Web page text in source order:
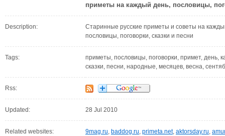
приметы на каждый день, пословицы,
Description:
Старинные русские приметы и советы на
пословицы, поговорки, сказки и песни
Tags:
приметы, пословицы, поговорки, примет, день,
сказки, песни, народные, месяцев, весна,
Rss:
Updated: 28 Jul 2010
Related websites: 9mag.ru, baddog.ru, primeta.net, aktorsday.ru,